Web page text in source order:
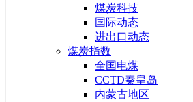
煤炭科技
国际动态
进出口动态
煤炭指数
全国电煤
CCTD秦皇岛
内蒙古地区